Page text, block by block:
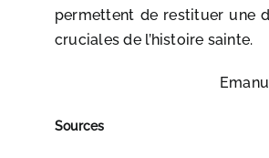
permettent de restituer une
cruciales de l’histoire sainte.
Sources